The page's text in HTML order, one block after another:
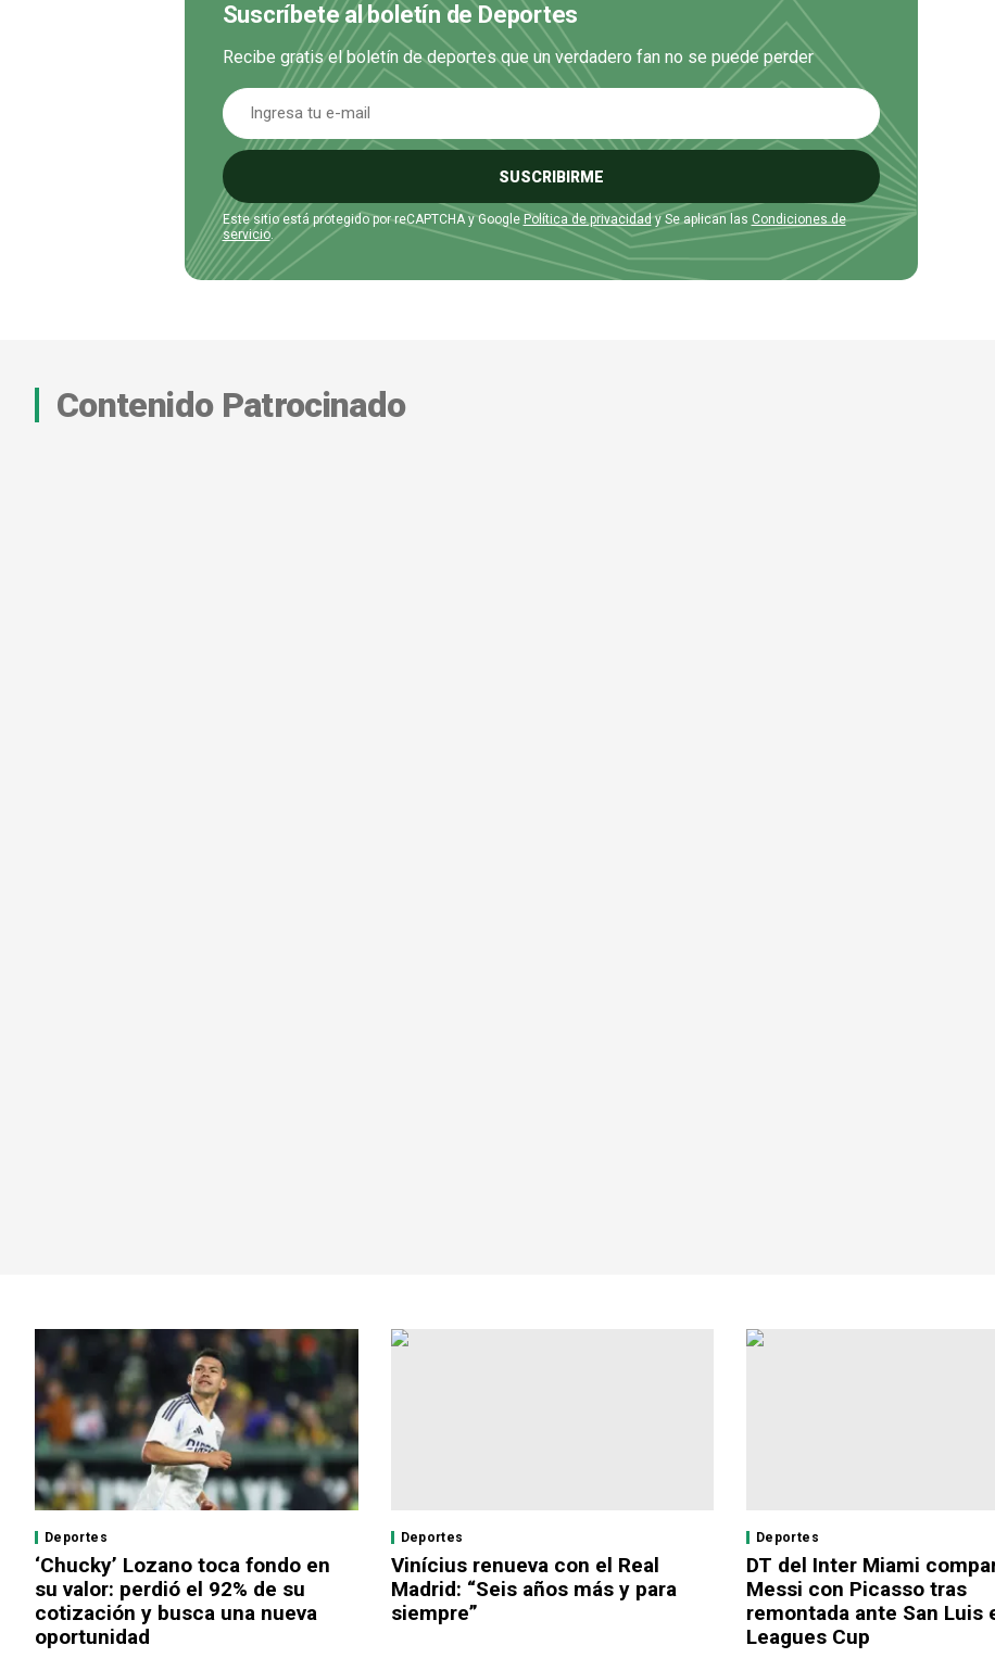
Suscríbete al boletín de Deportes
Recibe gratis el boletín de deportes que un verdadero fan no se puede perder
SUSCRIBIRME
Este sitio está protegido por reCAPTCHA y Google Política de privacidady Se aplican las Condiciones de
servicio.
Contenido Patrocinado
Deportes
‘Chucky’ Lozano toca fondo en
su valor: perdió el 92% de su
cotización y busca una nueva
oportunidad
Deportes
Vinícius renueva con el Real
Madrid: “Seis años más y para
siempre”
Deportes
DT del Inter Miami
Messi con Picasso tras
remontada ante San Luis
Leagues Cup